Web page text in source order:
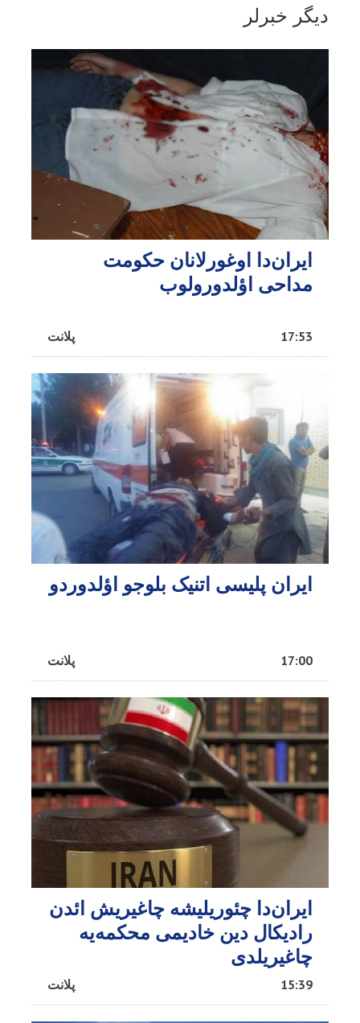
دیگر خبرلر
ایران‌دا اوغورلانان حکومت
مداحی اؤلدورولوب
پلانت 17:53
ایران پلیسی اتنیک بلوجو اؤلدوردو
پلانت 17:00
ایران‌دا چئوریلیشه چاغیریش ائد‌ن
رادیکال دین خادیمی محکمه‌یه
چاغیریلدی
پلانت 15:39